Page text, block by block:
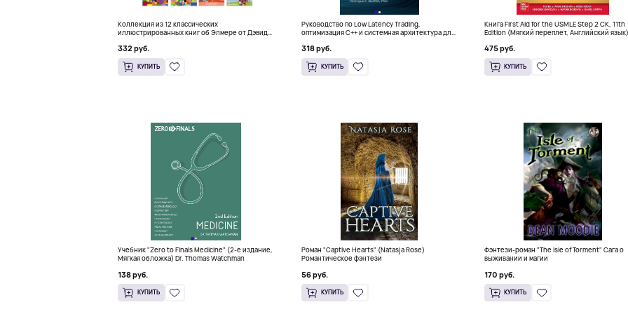
Коллекция из 12 классических
иллюстрированных книг об Элмере от Дэвида
332 руб.
КУПИТЬ
Руководство по Low Latency Trading,
оптимизация C++ и системная архитектура для
318 руб.
КУПИТЬ
Книга First Aid for the USMLE Step 2 CK, 11th
Edition (Мягкий переплет, Английский
475 руб.
КУПИТЬ
Учебник "Zero to Finals Medicine" (2-е издание,
Мягкая обложка) Dr. Thomas Watchman
138 руб.
КУПИТЬ
Роман "Captive Hearts" (Natasja Rose)
Романтическое фэнтези
56 руб.
КУПИТЬ
Фэнтези-роман "The Isle of Torment" Сага о
выживании и магии
170 руб.
КУПИТЬ